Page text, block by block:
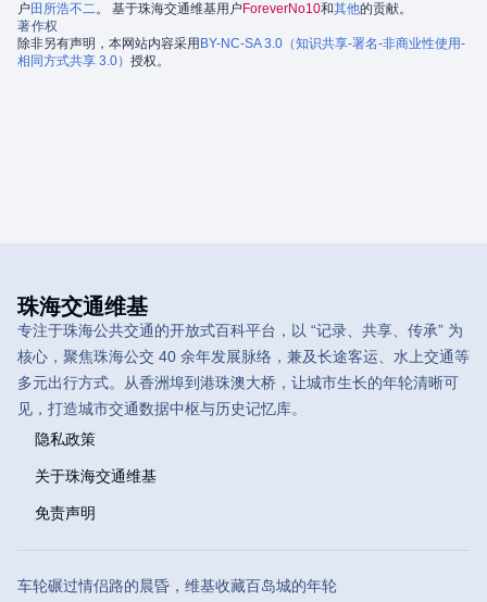
户 田所浩不二。 基于珠海交通维基用户 ForeverNo10和其他的贡献。
著作权
除非另有声明，本网站内容采用 BY-NC-SA 3.0（知识共享-署名-非商业性使用-
相同方式共享 3.0） 授权。
珠海交通维基
专注于珠海公共交通的开放式百科平台，以 “记录、共享、传承” 为
核心，聚焦珠海公交 40 余年发展脉络，兼及长途客运、水上交通等
多元出行方式。从香洲埠到港珠澳大桥，让城市生长的年轮清晰可
见，打造城市交通数据中枢与历史记忆库。
隐私政策
关于珠海交通维基
免责声明
车轮碾过情侣路的晨昏，维基收藏百岛城的年轮